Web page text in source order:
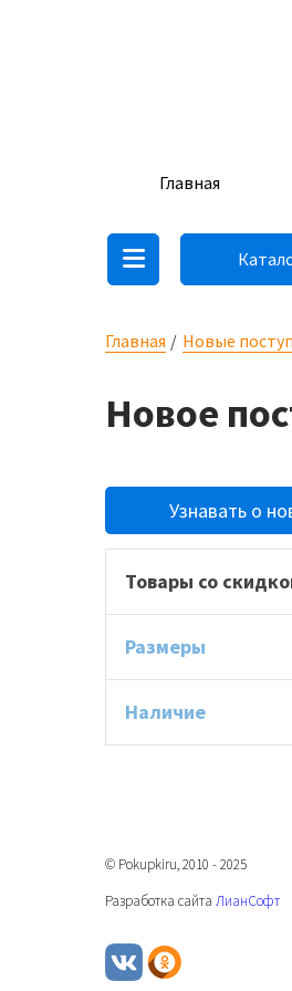
Главная
Главная Новые
Новое
Узнавать о
Товары со
Размеры
Наличие
© Pokupkiru, 2010 - 2025
Разработка сайта ЛианСофт